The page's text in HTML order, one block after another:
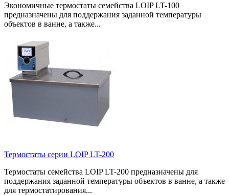
Экономичные термостаты семейства LOIP LT-100
предназначены для поддержания заданной температуры
объектов в ванне, а также...
Термостаты серии LOIP LT-200
Термостаты семейства LOIP LT-200 предназначены для
поддержания заданной температуры объектов в ванне, а также
для термостатирования...